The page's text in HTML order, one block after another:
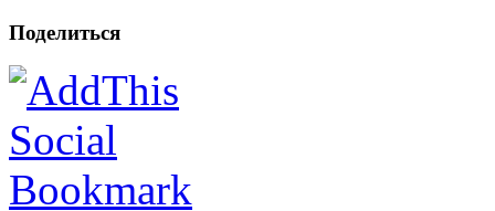
Поделиться